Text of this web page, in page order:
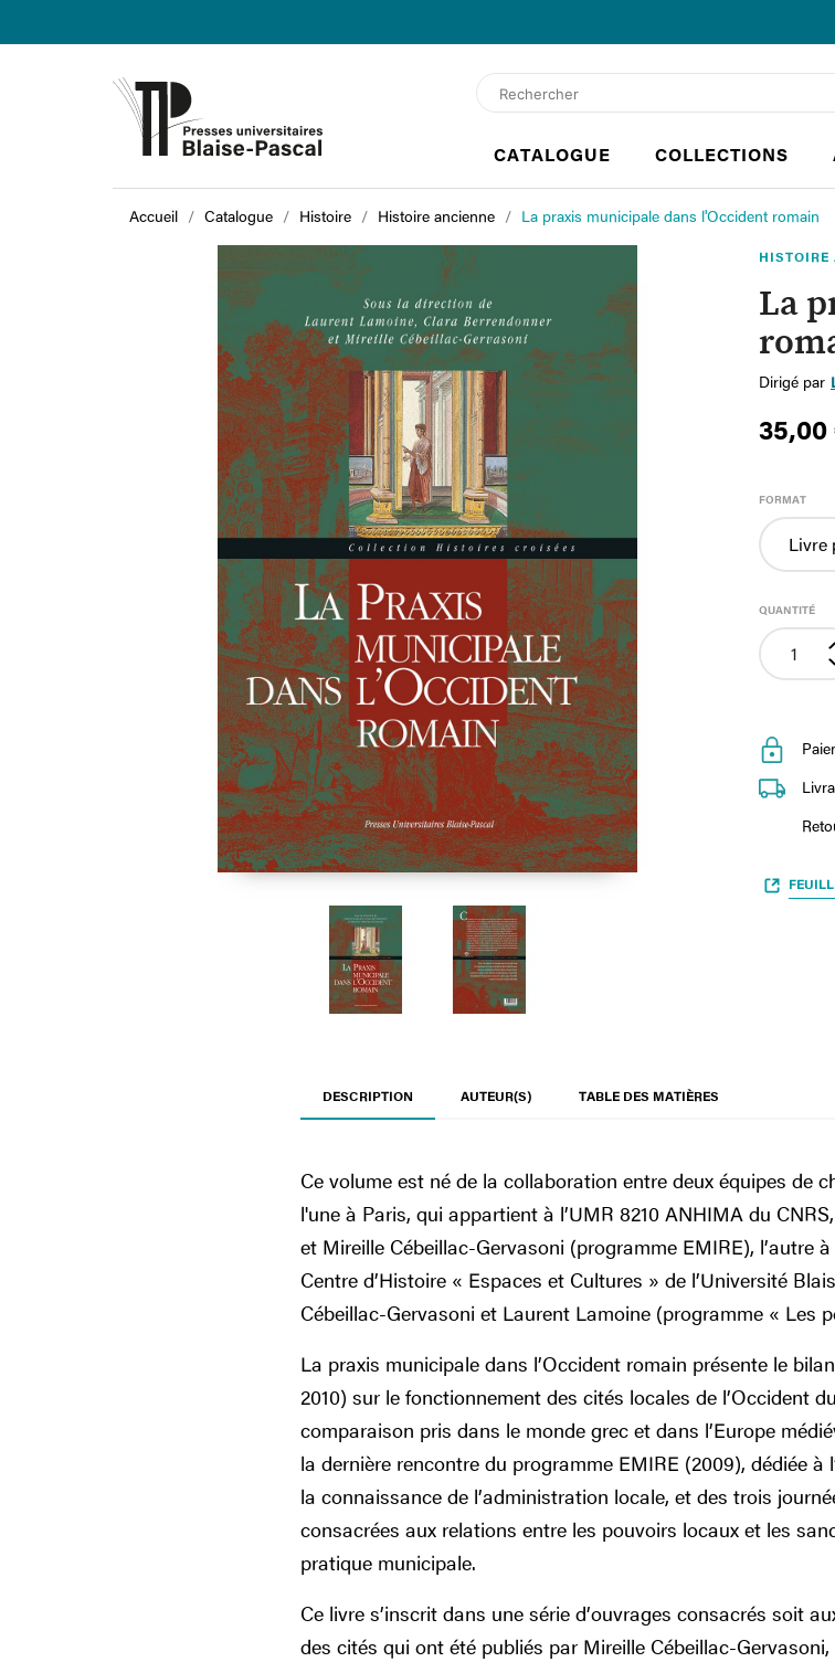
CATALOGUE COLLECTIONS
Accueil Catalogue Histoire Histoire ancienne La praxis municipale dans l'Occident romain
HISTOIRE
La
Dirigé par
35,00
FORMAT
QUANTITÉ
DESCRIPTION AUTEUR(S) TABLE DES MATIÈRES
Ce volume est né de la collaboration entre deux équipes de
l'une à Paris, qui appartient à l’UMR 8210 ANHIMA du
et Mireille Cébeillac-Gervasoni (programme EMIRE), l’autre
Centre d’Histoire « Espaces et Cultures » de l’Université
Cébeillac-Gervasoni et Laurent Lamoine (programme « Les
La praxis municipale dans l’Occident romain présente le
2010) sur le fonctionnement des cités locales de l’Occident
comparaison pris dans le monde grec et dans l’Europe
la dernière rencontre du programme EMIRE (2009), dédiée
la connaissance de l’administration locale, et des trois
consacrées aux relations entre les pouvoirs locaux et les
pratique municipale.
Ce livre s’inscrit dans une série d’ouvrages consacrés soit
des cités qui ont été publiés par Mireille Cébeillac-